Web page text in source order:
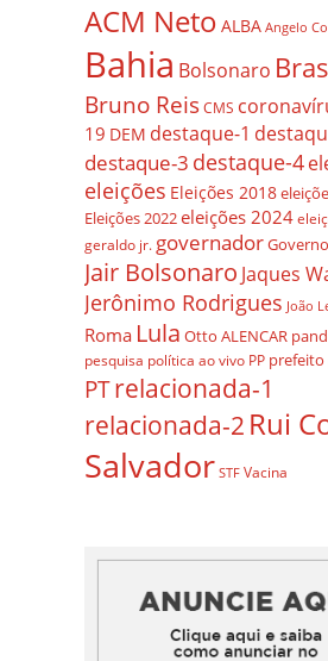
ACM Neto ALBA Angelo
Bahia Bolsonaro
Bruno ReisCMS
19 DEM destaque-1
destaque-3 destaque-4
eleições Eleições 2018
Eleições 2022eleições 2024
geraldo jr. governador
Jair Bolsonaro Jaques
Jerônimo Rodrigues João
Roma Lula Otto ALENCAR
pesquisa política ao vivo PP prefeito
PTrelacionada-1
relacionada-2 Rui
Salvador STF Vacina